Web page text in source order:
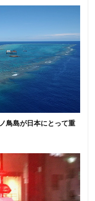
鳥島が日本にとって重